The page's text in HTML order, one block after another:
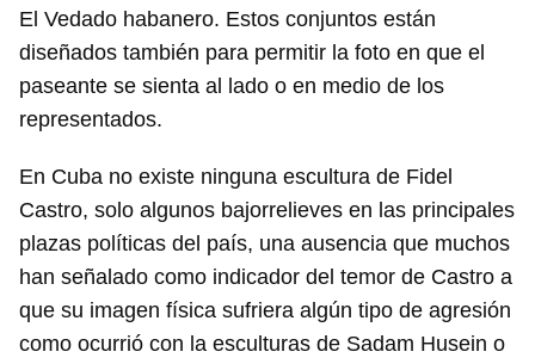
El Vedado habanero. Estos conjuntos están
diseñados también para permitir la foto en que el
paseante se sienta al lado o en medio de los
representados.
En Cuba no existe ninguna escultura de Fidel
Castro, solo algunos bajorrelieves en las principales
plazas políticas del país, una ausencia que muchos
han señalado como indicador del temor de Castro a
que su imagen física sufriera algún tipo de agresión
como ocurrió con la esculturas de Sadam Husein o